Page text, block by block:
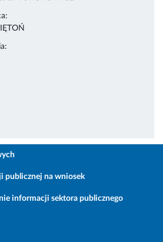
publicznej na wniosek
informacji sektora publicznego